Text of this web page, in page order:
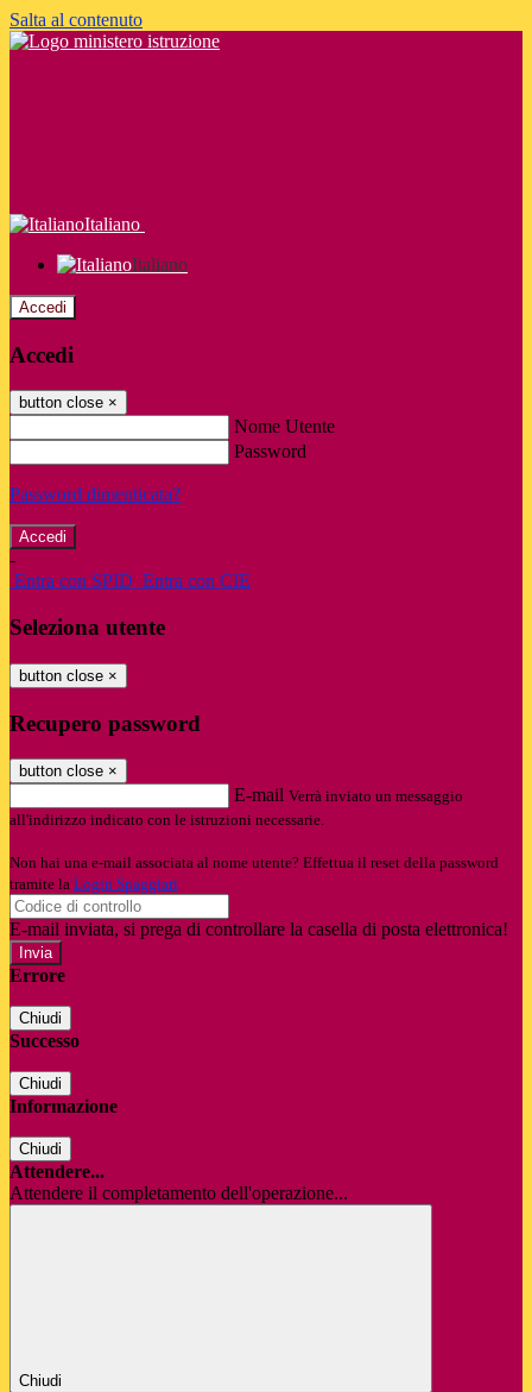
Salta al contenuto
Italiano
Italiano
Accedi
Accedi
button close ×
Nome Utente
Password
Password dimenticata?
-
Entra con SPID Entra con CIE
Seleziona utente
button close ×
Recupero password
button close ×
E-mail Verrà inviato un messaggio
all'indirizzo indicato con le istruzioni necessarie.
Non hai una e-mail associata al nome utente? Effettua il reset della password
tramite la Login Spaggiari
E-mail inviata, si prega di controllare la casella di posta elettronica!
Errore
Chiudi
Successo
Chiudi
Informazione
Chiudi
Attendere...
Attendere il completamento dell'operazione...
Chiudi